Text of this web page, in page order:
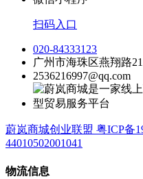
扫码入口
020-84333123
广州市海珠区燕翔路
2536216997@qq.com
蔚岚商城创业联盟 粤ICP备
44010502001041
物流信息